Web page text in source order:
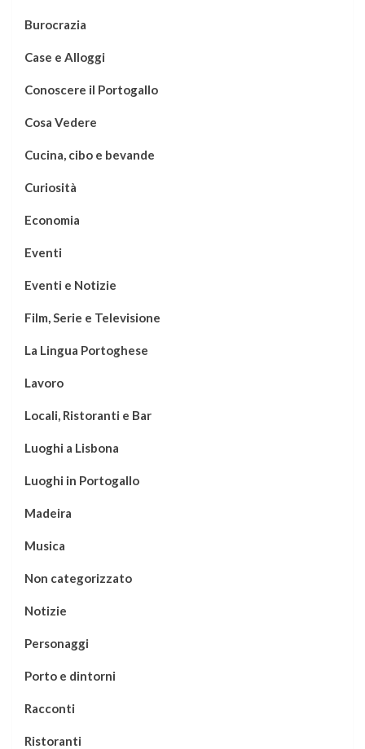
Burocrazia
Case e Alloggi
Conoscere il Portogallo
Cosa Vedere
Cucina, cibo e bevande
Curiosità
Economia
Eventi
Eventi e Notizie
Film, Serie e Televisione
La Lingua Portoghese
Lavoro
Locali, Ristoranti e Bar
Luoghi a Lisbona
Luoghi in Portogallo
Madeira
Musica
Non categorizzato
Notizie
Personaggi
Porto e dintorni
Racconti
Ristoranti